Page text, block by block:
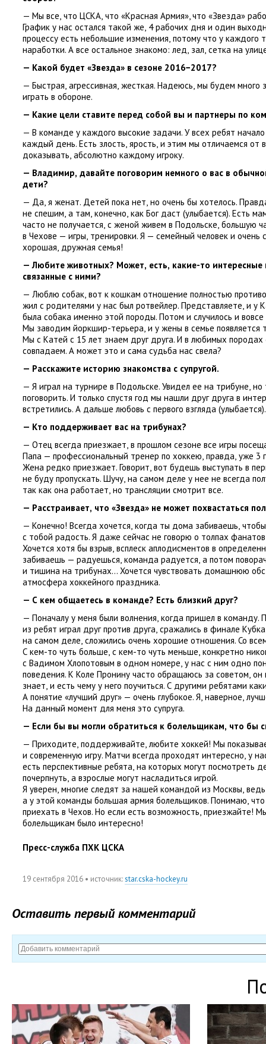
— Мы все, что ЦСКА, что «Красная Армия», что «Звезда»
График у нас остался такой же, 4 рабочих дня и один
процессу есть небольшие изменения, потому что у каждого
наработки. А все остальное знакомо: лед, зал, сетка на
— Какой будет «Звезда» в сезоне 2016−2017?
— Быстрая, агрессивная, жесткая. Надеюсь, мы будем много
играть в обороне.
— Какие цели ставите перед собой вы и партнеры по
— В команде у каждого высокие задачи. У всех ребят
каждый день. Есть злость, ярость, и этим мы отличаемся от
доказывать, абсолютно каждому игроку.
— Владимир, давайте поговорим немного о вас в
дети?
— Да, я женат. Детей пока нет, но очень бы хотелось.
не спешим, а там, конечно, как Бог даст (улыбается). Есть
часто не получается, с женой живем в Подольске, большую
в Чехове — игры, тренировки. Я — семейный человек и очень
хорошая, дружная семья!
— Любите животных? Может, есть, какие-то
связанные с ними?
— Люблю собак, вот к кошкам отношение полностью
жил с родителями у нас был ротвейлер. Представляете, и у
была собака именно этой породы. Потом и случилось и
Мы заводим йоркшир-терьера, и у жены в семье появляется
Мы с Катей с 15 лет знаем друг друга. И в любимых породах
совпадаем. А может это и сама судьба нас свела?
— Расскажите историю знакомства с супругой.
— Я играл на турнире в Подольске. Увидел ее на трибуне, но
поговорить. И только спустя год мы нашли друг друга в
встретились. А дальше любовь с первого взгляда (улыбается).
— Кто поддерживает вас на трибунах?
— Отец всегда приезжает, в прошлом сезоне все игры
Папа — профессиональный тренер по хоккею, правда, уже 3
Жена редко приезжает. Говорит, вот будешь выступать в
не буду пропускать. Шучу, на самом деле у нее не всегда
так как она работает, но трансляции смотрит все.
— Расстраивает, что «Звезда» не может похвастаться
— Конечно! Всегда хочется, когда ты дома забиваешь,
с тобой радость. Я даже сейчас не говорю о толпах фанатов
Хочется хотя бы взрыв, всплеск аплодисментов в
забиваешь — радуешься, команда радуется, а потом
и тишина на трибунах… Хочется чувствовать домашнюю
атмосфера хоккейного праздника.
— С кем общаетесь в команде? Есть близкий друг?
— Поначалу у меня были волнения, когда пришел в команду.
из ребят играл друг против друга, сражались в финале
на самом деле, сложились очень хорошие отношения. Со
С кем-то чуть больше, с кем-то чуть меньше, конкретно
с Вадимом Хлопотовым в одном номере, у нас с ним одно
поведения. К Коле Пронину часто обращаюсь за советом, он
знает, и есть чему у него поучиться. С другими ребятами
А понятие «лучший друг» — очень глубокое. Я, наверное,
На данный момент для меня это супруга.
— Если бы вы могли обратиться к болельщикам, что бы
— Приходите, поддерживайте, любите хоккей! Мы
и современную игру. Матчи всегда проходят интересно, у
есть перспективные ребята, на которых могут посмотреть
почерпнуть, а взрослые могут насладиться игрой.
Я уверен, многие следят за нашей командой из Москвы,
а у этой команды большая армия болельщиков. Понимаю,
приехать в Чехов. Но если есть возможность, приезжайте!
болельщикам было интересно!
Пресс-служба ПХК ЦСКА
19 сентября 2016 • источник:star.cska-hockey.ru
Оставить первый комментарий